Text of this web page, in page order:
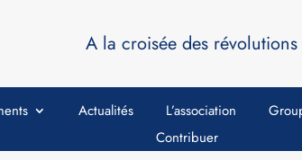
A la croisée des
Actualités L’association
Contribuer